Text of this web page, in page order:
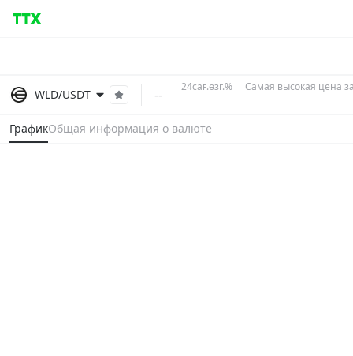
WLD/USDT --
24сағ.өзг.%
--
Самая высокая цена
--
ГрафикОбщая информация о валюте